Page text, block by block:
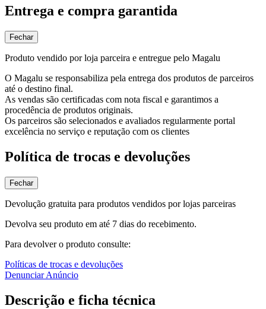
Entrega e compra garantida
Fechar
Produto vendido por loja parceira e entregue pelo Magalu
O Magalu se responsabiliza pela entrega dos produtos de parceiros
até o destino final.
As vendas são certificadas com nota fiscal e garantimos a
procedência de produtos originais.
Os parceiros são selecionados e avaliados regularmente portal
excelência no serviço e reputação com os clientes
Política de trocas e devoluções
Fechar
Devolução gratuita para produtos vendidos por lojas parceiras
Devolva seu produto em até 7 dias do recebimento.
Para devolver o produto consulte:
Políticas de trocas e devoluções
Denunciar Anúncio
Descrição e ficha técnica